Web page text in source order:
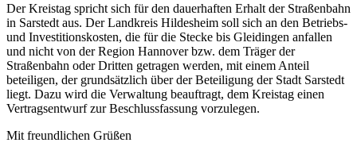
Der Kreistag spricht sich für den dauerhaften Erhalt der Straßenbahn
in Sarstedt aus. Der Landkreis Hildesheim soll sich an den Betriebs-
und Investitionskosten, die für die Stecke bis Gleidingen anfallen
und nicht von der Region Hannover bzw. dem Träger der
Straßenbahn oder Dritten getragen werden, mit einem Anteil
beteiligen, der grundsätzlich über der Beteiligung der Stadt Sarstedt
liegt. Dazu wird die Verwaltung beauftragt, dem Kreistag einen
Vertragsentwurf zur Beschlussfassung vorzulegen.
Mit freundlichen Grüßen